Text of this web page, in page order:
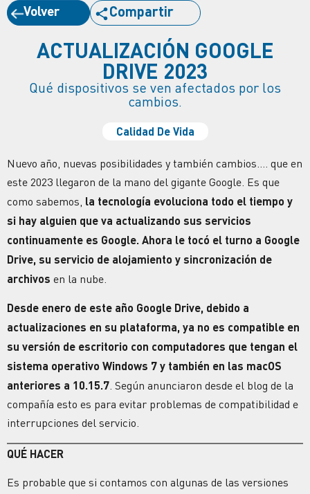
Volver Compartir
ACTUALIZACIÓN GOOGLE
DRIVE 2023
Qué dispositivos se ven afectados por los
cambios.
Calidad De Vida
Nuevo año, nuevas posibilidades y también cambios…. que en
este 2023 llegaron de la mano del gigante Google. Es que
como sabemos, la tecnología evoluciona todo el tiempo y
si hay alguien que va actualizando sus servicios
continuamente es Google. Ahora le tocó el turno a Google
Drive, su servicio de alojamiento y sincronización de
archivos en la nube.
Desde enero de este año Google Drive, debido a
actualizaciones en su plataforma, ya no es compatible en
su versión de escritorio con computadores que tengan el
sistema operativo Windows 7 y también en las macOS
anteriores a 10.15.7. Según anunciaron desde el blog de la
compañía esto es para evitar problemas de compatibilidad e
interrupciones del servicio.
QUÉ HACER
Es probable que si contamos con algunas de las versiones